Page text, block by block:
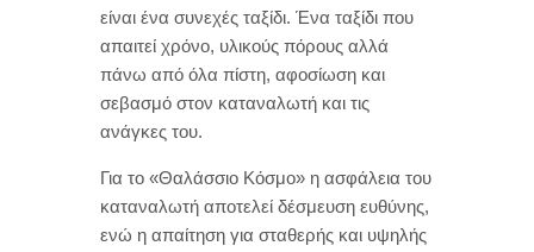
είναι ένα συνεχές ταξίδι. Ένα ταξίδι που
απαιτεί χρόνο, υλικούς πόρους αλλά
πάνω από όλα πίστη, αφοσίωση και
σεβασμό στον καταναλωτή και τις
ανάγκες του.
Για το «Θαλάσσιο Κόσμο» η ασφάλεια του
καταναλωτή αποτελεί δέσμευση ευθύνης,
ενώ η απαίτηση για σταθερής και υψηλής